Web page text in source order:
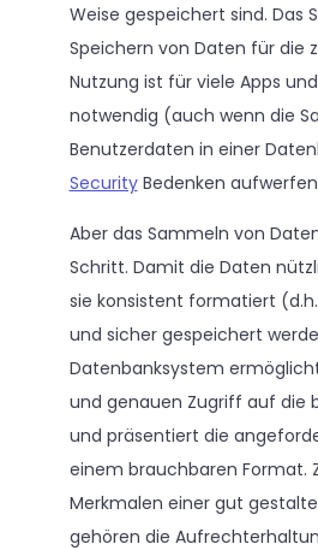
Weise gespeichert sind. Das
Speichern von Daten für die
Nutzung ist für viele Apps
notwendig (auch wenn die
Benutzerdaten in einer
SecurityBedenken
Aber das Sammeln von
Schritt. Damit die Daten
sie konsistent formatiert
und sicher gespeichert
Datenbanksystem
und genauen Zugriff auf die
und präsentiert die
einem brauchbaren Format.
Merkmalen einer gut
gehören die